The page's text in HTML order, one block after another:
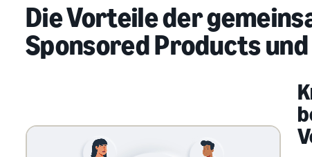
Die Vorteile der
Sponsored Products